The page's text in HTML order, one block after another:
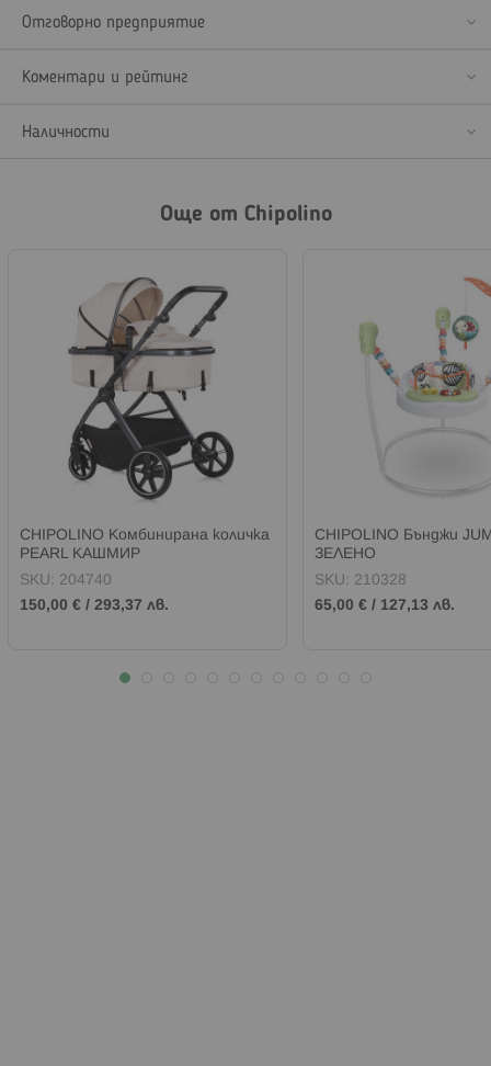
Отговорно предприятие
Коментари и рейтинг
Наличности
Още от Chipolino
CHIPOLINO Комбинирана количка
PEARL КАШМИР
SKU: 204740
150,00 € / 293,37 лв.
CHIPOLINO Бънджи
ЗЕЛЕНО
SKU: 210328
65,00 € / 127,13 лв.